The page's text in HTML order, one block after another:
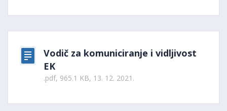
Vodič za komuniciranje i vidljivost
EK
.pdf, 965.1 KB, 13. 12. 2021.